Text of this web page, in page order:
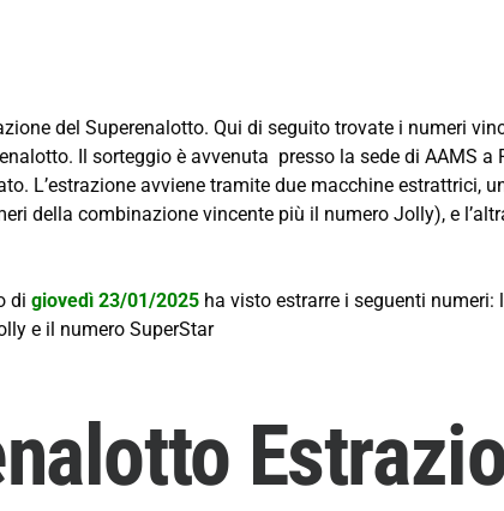
del Superenalotto. Qui di seguito trovate i numeri
Il sorteggio è avvenuta presso la sede di AAMS a
L’estrazione avviene tramite due macchine estrattrici,
della combinazione vincente più il numero Jolly), e
di giovedì 23/01/2025 ha visto estrarre i seguenti numeri:
e il numero SuperStar